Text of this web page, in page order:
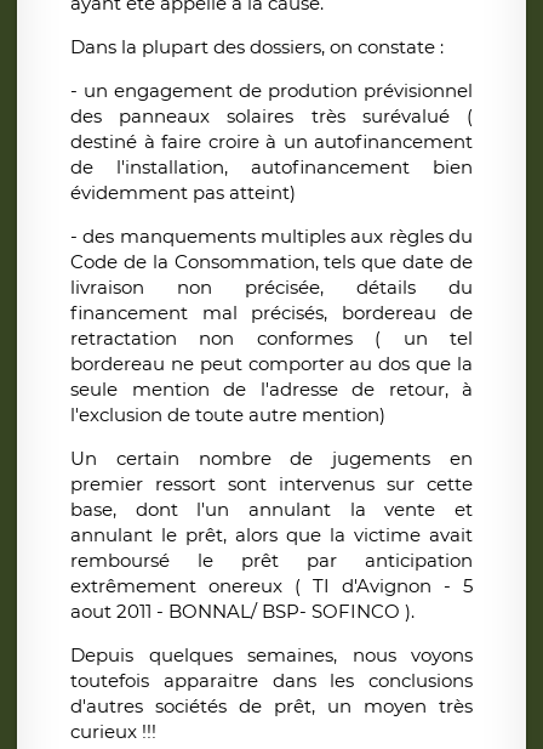
Dans la plupart des dossiers, on constate :
- un engagement de prodution prévisionnel
des panneaux solaires très surévalué (
destiné à faire croire à un autofinancement
de l'installation, autofinancement bien
évidemment pas atteint)
- des manquements multiples aux règles du
Code de la Consommation, tels que date de
livraison non précisée, détails du
financement mal précisés, bordereau de
retractation non conformes ( un tel
bordereau ne peut comporter au dos que la
seule mention de l'adresse de retour, à
l'exclusion de toute autre mention)
Un certain nombre de jugements en
premier ressort sont intervenus sur cette
base, dont l'un annulant la vente et
annulant le prêt, alors que la victime avait
remboursé le prêt par anticipation
extrêmement onereux ( TI d'Avignon - 5
aout 2011 - BONNAL/ BSP- SOFINCO ).
Depuis quelques semaines, nous voyons
toutefois apparaitre dans les conclusions
d'autres sociétés de prêt, un moyen très
curieux !!!